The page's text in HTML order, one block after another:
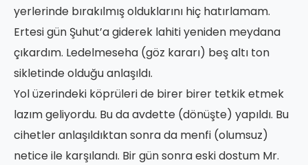
yerlerinde bırakılmış olduklarını hiç hatırlamam.
Ertesi gün Şuhut’a giderek lahiti yeniden meydana
çıkardım. Ledelmeseha (göz kararı) beş altı ton
sikletinde olduğu anlaşıldı.
Yol üzerindeki köprüleri de birer birer tetkik etmek
lazım geliyordu. Bu da avdette (dönüşte) yapıldı. Bu
cihetler anlaşıldıktan sonra da menfi (olumsuz)
netice ile karşılandı. Bir gün sonra eski dostum Mr.